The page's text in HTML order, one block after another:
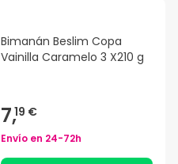
Bimanán Beslim Copa
Vainilla Caramelo 3 X210 g
7,19 €
Envío en 24-72h